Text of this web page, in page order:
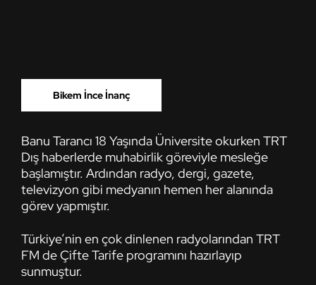
Bikem İnce İnanç
Banu Tarancı 18 Yaşında Üniversite okurken TRT
Dış haberlerde muhabirlik göreviyle mesleğe
başlamıştır. Ardından radyo, dergi, gazete,
televizyon gibi medyanın hemen her alanında
görev yapmıştır.
Türkiye’nin en çok dinlenen radyolarından TRT
FM de Çifte Tarife programını hazırlayıp
sunmuştur.